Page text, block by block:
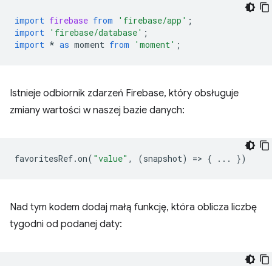
import firebase from 'firebase/app' ;
import 'firebase/database' ;
import * as moment from 'moment' ;
Istnieje odbiornik zdarzeń Firebase, który obsługuje
zmiany wartości w naszej bazie danych:
favoritesRef.on( "value" , (snapshot) => { ... })
Nad tym kodem dodaj małą funkcję, która oblicza liczbę
tygodni od podanej daty: